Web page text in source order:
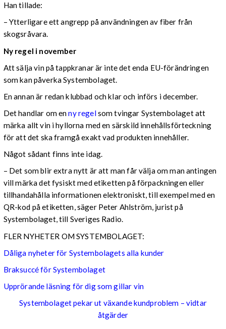
Han tillade:
– Ytterligare ett angrepp på användningen av fiber från
skogsråvara.
Ny regel i november
Att sälja vin på tappkranar är inte det enda EU-förändringen
som kan påverka Systembolaget.
En annan är redan klubbad och klar och införs i december.
Det handlar om enny regelsom tvingar Systembolaget att
märka allt vin i hyllorna med en särskild innehållsförteckning
för att det ska framgå exakt vad produkten innehåller.
Något sådant finns inte idag.
– Det som blir extra nytt är att man får välja om man antingen
vill märka det fysiskt med etiketten på förpackningen eller
tillhandahålla informationen elektroniskt, till exempel med en
QR-kod på etiketten, säger Peter Ahlström, jurist på
Systembolaget, till Sveriges Radio.
FLER NYHETER OM SYSTEMBOLAGET:
Dåliga nyheter för Systembolagets alla kunder
Braksuccé för Systembolaget
Upprörande läsning för dig som gillar vin
Systembolaget pekar ut växande kundproblem – vidtar
åtgärder